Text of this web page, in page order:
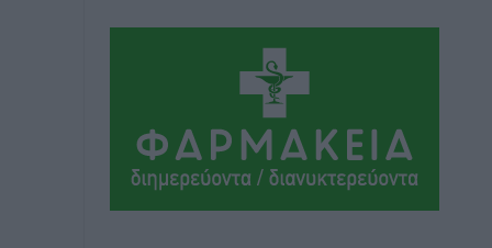
Ιάλυσος Β’: Νωρίς νωρίς μπήκαν στα
βάσανα της προετοιμασίας
πριν 9 ώρες
Εθνικός Αρχίπολης: Μεγάλο βήμα
προόδου η ίδρυση Ακαδημίας